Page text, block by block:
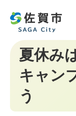
夏休み
キャン
う